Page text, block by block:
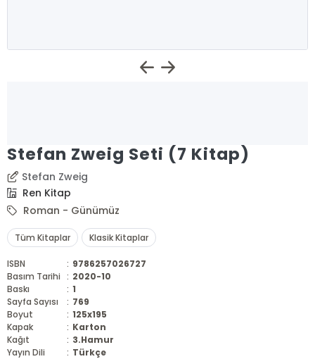
Stefan Zweig Seti (7 Kitap)
Stefan Zweig
Ren Kitap
Roman - Günümüz
Tüm Kitaplar Klasik Kitaplar
ISBN : 9786257026727
Basım Tarihi : 2020-10
Baskı
: 1
Sayfa Sayısı
: 769
Boyut
: 125x195
Kapak
: Karton
Kağıt
: 3.Hamur
Yayın Dili
: Türkçe